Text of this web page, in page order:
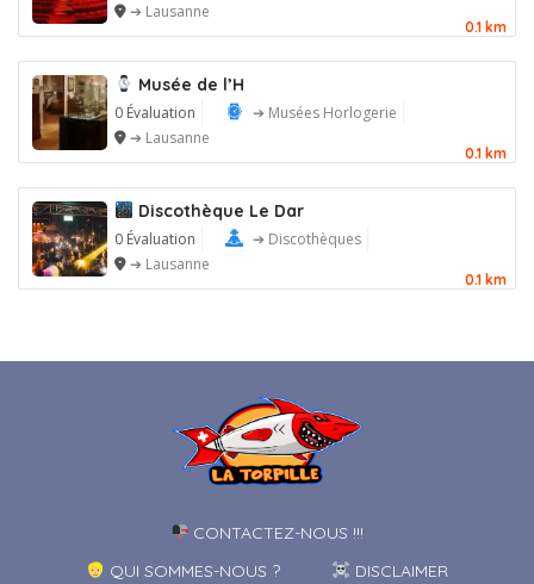
➔ Lausanne
0.1 km
Musée de l’H
0 Évaluation
➔ Musées Horlogerie
➔ Lausanne
0.1 km
Discothèque Le Dar
0 Évaluation
➔ Discothèques
➔ Lausanne
0.1 km
CONTACTEZ-NOUS !!!
QUI SOMMES-NOUS ?
DISCLAIMER